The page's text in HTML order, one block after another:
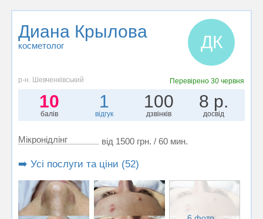
Диана Крылова
косметолог ДК
р-н. Шевченківський Перевірено30 червня
10
балів
1
відгук
100
дзвінків
8 р.
досвід
Мікронідлінг від 1500 грн. / 60 мин.
➡️ Усі послуги та ціни (52)